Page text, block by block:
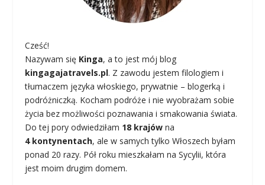
Cześć!
Nazywam się Kinga, a to jest mój blog
kingagajatravels.pl. Z zawodu jestem filologiem i
tłumaczem języka włoskiego, prywatnie – blogerką i
podróżniczką. Kocham podróże i nie wyobrażam sobie
życia bez możliwości poznawania i smakowania świata.
Do tej pory odwiedziłam 18 krajów na
4 kontynentach, ale w samych tylko Włoszech byłam
ponad 20 razy. Pół roku mieszkałam na Sycylii, która
jest moim drugim domem.